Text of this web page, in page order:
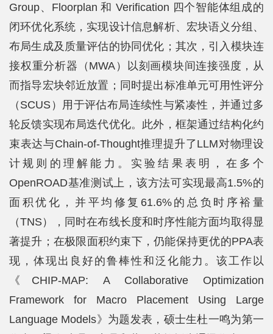
Group、Floorplan 和 Verification 四个智能体组成的
闭环优化系统，实现设计信息解析、宏块语义分组、
布局生成及质量评估的协同优化；其次，引入模块连
接权重分析器（MWA）以刻画模块间连接强度，从
而指导宏块邻近放置；同时提出标准单元可用性评分
（SCUS）用于评估布局连续性与紧凑性，并通过多
轮反馈实现布局迭代优化。此外，框架通过结构化约
束表达与Chain-of-Thought推理提升了LLM对物理设
计规则的理解能力。实验结果表明，在多个
OpenROAD基准测试上，该方法可实现最高1.5%的
面积优化，并平均修复61.6%的总负时序裕量
（TNS），同时在布线长度和时序性能方面均取得显
著提升；在极限面积约束下，仍能保持更优的PPA表
现，体现出良好的鲁棒性和泛化能力。该工作以
《CHIP-MAP: A Collaborative Optimization
Framework for Macro Placement Using Large
Language Models》为题发表，硕士生杜一鸣为第一